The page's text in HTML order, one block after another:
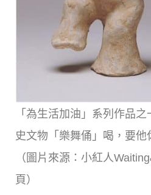
「為生活加油」系列作品
史文物「樂舞俑」喝，要他
（圖片來源：小紅人
頁）